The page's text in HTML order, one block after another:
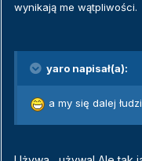
wynikają me wątpliwości.
yaro napisał(a):
a my się dalej